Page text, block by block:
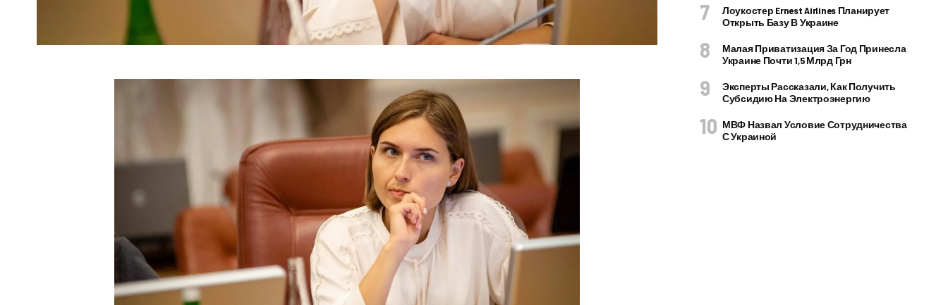
Лоукостер Ernest Airlines Планирует
Открыть Базу В Украине
Малая Приватизация За Год Принесла
Украине Почти 1,5 Млрд Грн
Эксперты Рассказали, Как Получить
Субсидию На Электроэнергию
МВФ Назвал Условие Сотрудничества
С Украиной